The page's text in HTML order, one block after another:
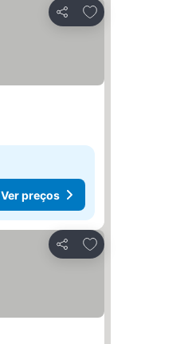
Partilhar
Adicionar aos
Ver preços
Partilhar
Adicionar aos